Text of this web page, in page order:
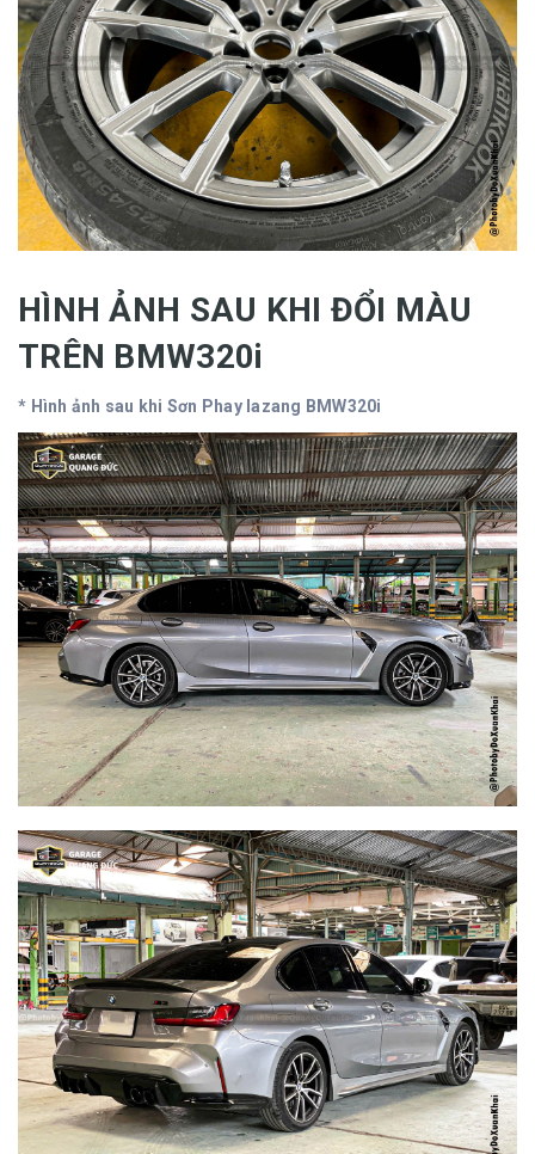
HÌNH ẢNH SAU KHI ĐỔI MÀU
TRÊN BMW320i
* Hình ảnh sau khi Sơn Phay lazang BMW320i